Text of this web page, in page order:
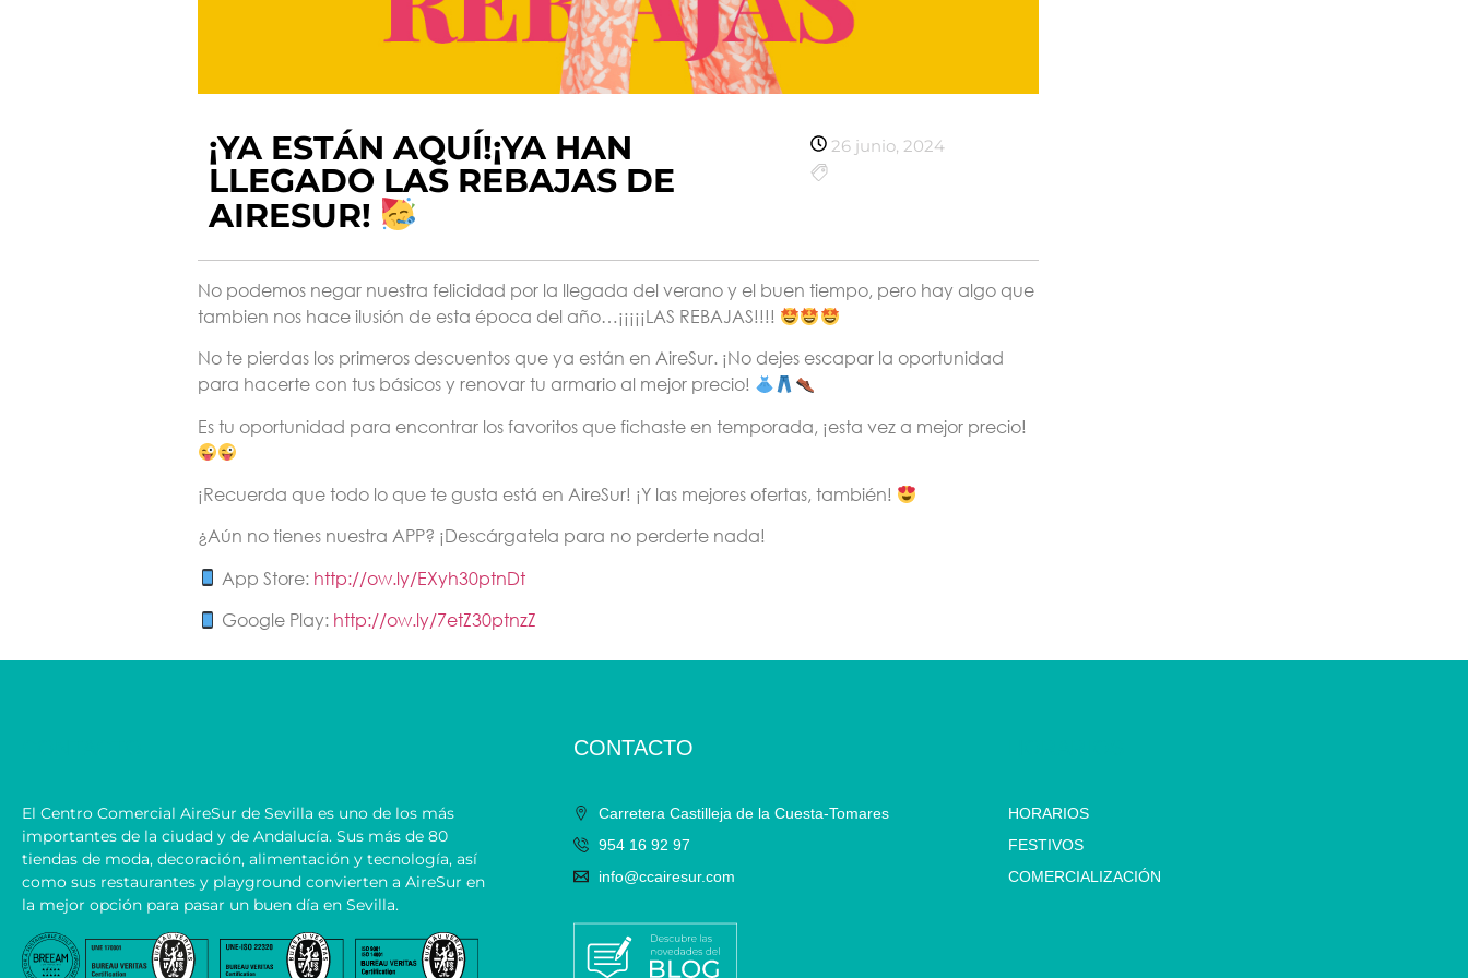
¡YA ESTÁN AQUÍ!¡YA HAN
LLEGADO LAS REBAJAS DE
AIRESUR!
26 junio, 2024
No podemos negar nuestra felicidad por la llegada del verano y el buen tiempo, pero hay algo que
tambien nos hace ilusión de esta época del año…¡¡¡¡¡LAS REBAJAS!!!!
No te pierdas los primeros descuentos que ya están en AireSur. ¡No dejes escapar la oportunidad
para hacerte con tus básicos y renovar tu armario al mejor precio!
Es tu oportunidad para encontrar los favoritos que fichaste en temporada, ¡esta vez a mejor precio!
¡Recuerda que todo lo que te gusta está en AireSur! ¡Y las mejores ofertas, también!
¿Aún no tienes nuestra APP? ¡Descárgatela para no perderte nada!
App Store: http://ow.ly/EXyh30ptnDt
Google Play: http://ow.ly/7etZ30ptnzZ
El Centro Comercial AireSur de Sevilla es uno de los más
importantes de la ciudad y de Andalucía. Sus más de 80
tiendas de moda, decoración, alimentación y tecnología, así
como sus restaurantes y playground convierten a AireSur en
la mejor opción para pasar un buen día en Sevilla.
CONTACTO
Carretera Castilleja de la Cuesta-Tomares
954 16 92 97
info@ccairesur.com
HORARIOS
FESTIVOS
COMERCIALIZACIÓN